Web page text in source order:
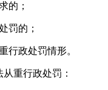
的；
罚的；
行政处罚情形。
重行政处罚：